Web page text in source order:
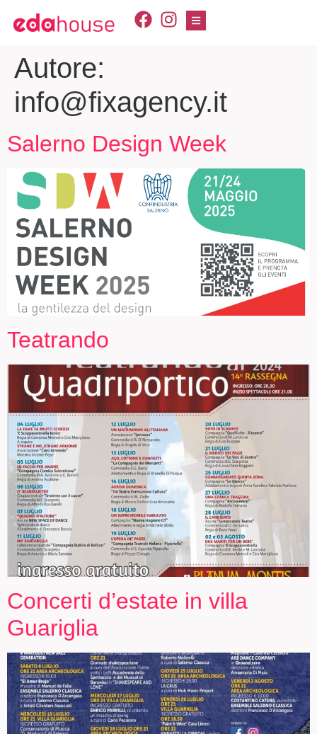
Autore:
info@fixagency.it
Salerno Design Week
Teatrando
Concerti d’estate in villa
Guariglia